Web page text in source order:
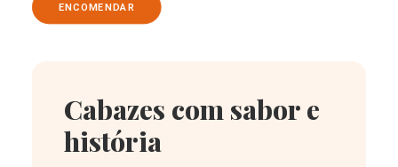
ENCOMENDAR
Cabazes com sabor e
história